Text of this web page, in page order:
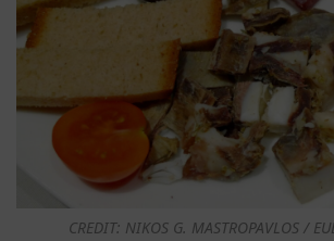
CREDIT: NIKOS G. MASTROPAVLOS /